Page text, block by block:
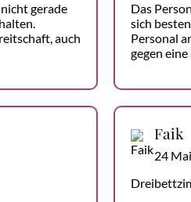
gerade
auch
Das
sich
Personal
gegen
Faik
24